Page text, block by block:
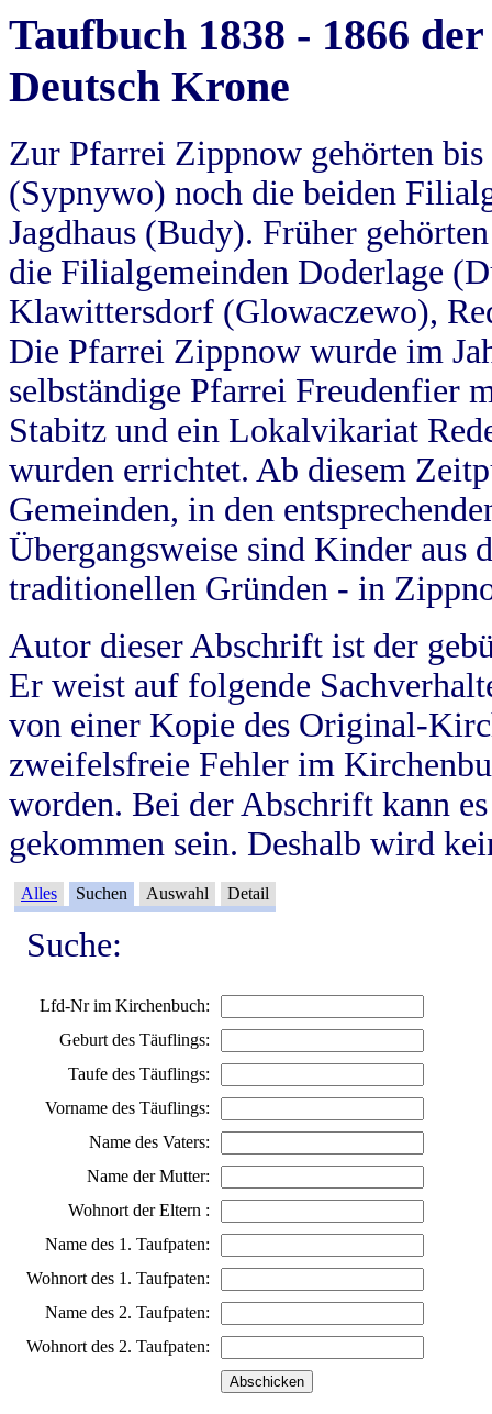
Taufbuch 1838 - 1866
Deutsch Krone
Zur Pfarrei Zippnow gehörten
(Sypnywo) noch die beiden
Jagdhaus (Budy). Früher
die Filialgemeinden Doderlage
Klawittersdorf (Glowaczewo),
Die Pfarrei Zippnow wurde im
selbständige Pfarrei Freudenfier
Stabitz und ein Lokalvikariat
wurden errichtet. Ab diesem
Gemeinden, in den
Übergangsweise sind Kinder aus
traditionellen Gründen - in
Autor dieser Abschrift ist der
Er weist auf folgende
von einer Kopie des Original-
zweifelsfreie Fehler im
worden. Bei der Abschrift kann
gekommen sein. Deshalb wird
Alles Suchen Auswahl Detail
Suche:
Lfd-Nr im Kirchenbuch:
Geburt des Täuflings:
Taufe des Täuflings:
Vorname des Täuflings:
Name des Vaters:
Name der Mutter:
Wohnort der Eltern :
Name des 1. Taufpaten:
Wohnort des 1. Taufpaten:
Name des 2. Taufpaten:
Wohnort des 2. Taufpaten: